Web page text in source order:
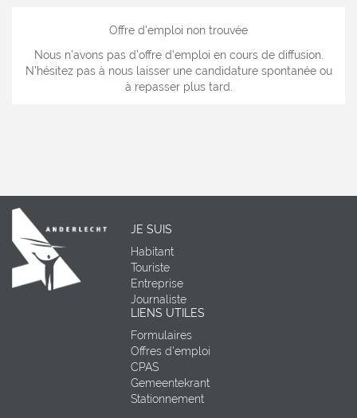
Offre d'emploi non trouvée
Nous n’avons pas d’offre d’emploi en cours de diffusion.
N’hésitez pas à nous laisser une candidature spontanée ou
à repasser plus tard.
JE SUIS
Habitant
Touriste
Entreprise
Journaliste
LIENS UTILES
Formulaires
Offres d'emploi
CPAS
Gemeentekrant
Stationnement